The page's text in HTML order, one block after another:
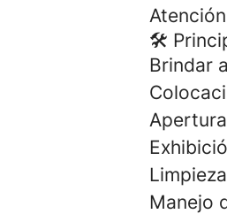
🛠
Brindar
Manejo